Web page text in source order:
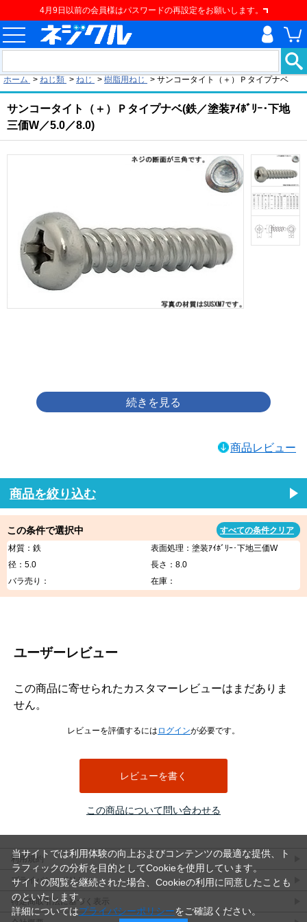
4月9日以前の会員様はパスワードの再設定をお願いします。
ホーム > ねじ類 > ねじ > 樹脂用ねじ > サンコータイト（＋）Ｐタイプナベ
サンコータイト（＋）Ｐタイプナベ(鉄／塗装ｱｲﾎﾞﾘｰ･下地
三価W／5.0／8.0)
商品レビュー
この商品について問い合わせる
商品を絞り込む
この条件で選択中
すべての条件クリア
材質：鉄
表面処理：塗装ｱｲﾎﾞﾘｰ･下地三価W
径：5.0
長さ：8.0
バラ売り：
在庫：
ユーザーレビュー
この商品に寄せられたカスタマーレビューはまだありま
せん。
レビューを評価するには ログインが必要です。
レビューを書く
利用規約
プライバシーポリシー
特定商取引法に基づく表示
当サイトでは利用体験の向上およびコンテンツの最適な提供、ト
ラフィックの分析を目的としてCookieを使用しています。
サイトの閲覧を継続された場合、Cookieの利用に同意したことも
のといたします。
詳細についてはプライバシーポリシーをご確認ください。